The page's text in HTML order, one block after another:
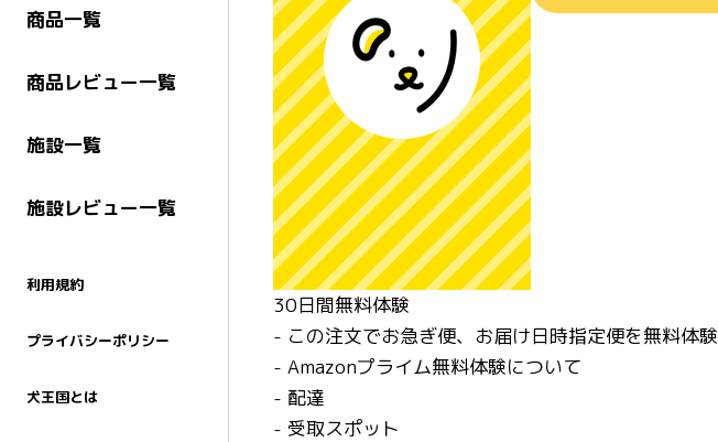
商品一覧
商品レビュー一覧
施設一覧
施設レビュー一覧
利用規約
プライバシーポリシー
犬王国とは
30日間無料体験
- この注文でお急ぎ便、お届け日時指定便を無料体験
- Amazonプライム無料体験について
- 配達
- 受取スポット